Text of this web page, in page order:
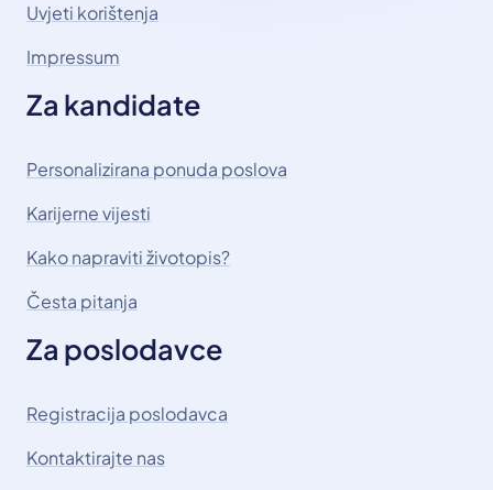
Uvjeti korištenja
Impressum
Za kandidate
Personalizirana ponuda poslova
Karijerne vijesti
Kako napraviti životopis?
Česta pitanja
Za poslodavce
Registracija poslodavca
Kontaktirajte nas